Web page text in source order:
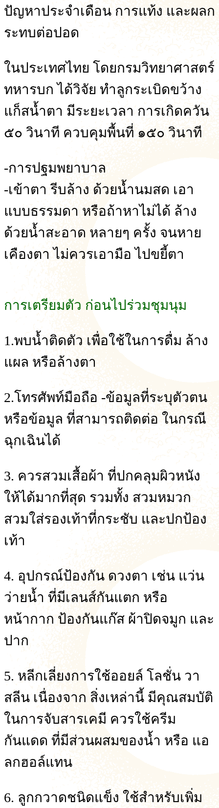
ปัญหาประจำเดือน การแท้ง และผลก
ระทบต่อปอด
ในประเทศไทย โดยกรมวิทยาศาสตร์
ทหารบก ได้วิจัย ทำลูกระเบิดขว้าง
แก็สน้ำตา มีระยะเวลา การเกิดควัน
๕๐ วินาที ควบคุมพื้นที่ ๑๕๐ วินาที
-การปฐมพยาบาล
-เข้าตา รีบล้าง ด้วยน้ำนมสด เอา
แบบธรรมดา หรือถ้าหาไม่ได้ ล้าง
ด้วยน้ำสะอาด หลายๆ ครั้ง จนหาย
เคืองตา ไม่ควรเอามือ ไปขยี้ตา
การเตรียมตัว ก่อนไปร่วมชุมนุม
1.พบน้ำติดตัว เพื่อใช้ในการดื่ม ล้าง
แผล หรือล้างตา
2.โทรศัพท์มือถือ -ข้อมูลที่ระบุตัวตน
หรือข้อมูล ที่สามารถติดต่อ ในกรณี
ฉุกเฉินได้
3. ควรสวมเสื้อผ้า ที่ปกคลุมผิวหนัง
ให้ได้มากที่สุด รวมทั้ง สวมหมวก
สวมใส่รองเท้าที่กระชับ และปกป้อง
เท้า
4. อุปกรณ์ป้องกัน ดวงตา เช่น แว่น
ว่ายน้ำ ที่มีเลนส์กันแตก หรือ
หน้ากาก ป้องกันแก๊ส ผ้าปิดจมูก และ
ปาก
5. หลีกเลี่ยงการใช้ออยล์ โลชั่น วา
สลีน เนื่องจาก สิ่งเหล่านี้ มีคุณสมบัติ
ในการจับสารเคมี ควรใช้ครีม
กันแดด ที่มีส่วนผสมของน้ำ หรือ แอ
ลกฮอล์แทน
6. ลูกกวาดชนิดแข็ง ใช้สำหรับเพิ่ม